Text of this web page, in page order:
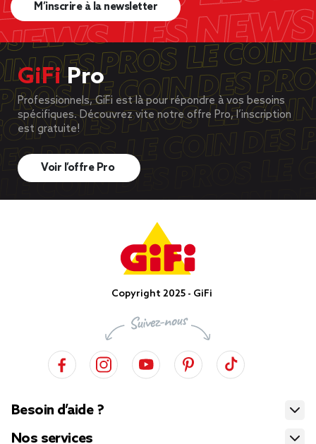
M’inscrire à la newsletter
GiFiPro
Professionnels, GiFi est là pour répondre à vos besoins
spécifiques. Découvrez vite notre offre Pro, l’inscription
est gratuite!
Voir l’offre Pro
Copyright 2025 - GiFi
Besoin d’aide ?
Nos services